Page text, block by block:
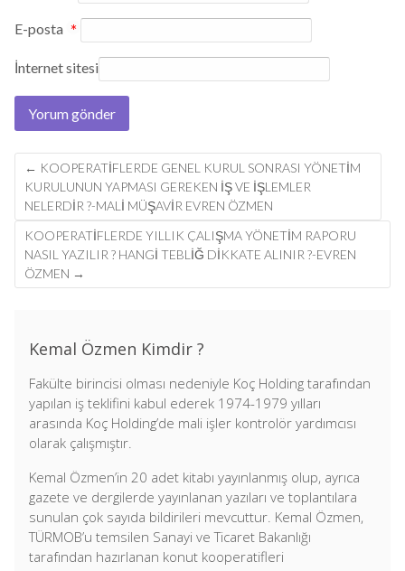
E-posta *
İnternet sitesi
Post
navigation
← KOOPERATIFLERDE GENEL KURUL SONRASI YÖNETIM
KURULUNUN YAPMASI GEREKEN IŞ VE IŞLEMLER
NELERDIR ?-MALİ MÜŞAVİR EVREN ÖZMEN
KOOPERATİFLERDE YILLIK ÇALIŞMA YÖNETİM RAPORU
NASIL YAZILIR ? HANGİ TEBLİĞ DİKKATE ALINIR ?-EVREN
ÖZMEN →
Kemal Özmen Kimdir ?
Fakülte birincisi olması nedeniyle Koç Holding tarafından
yapılan iş teklifini kabul ederek 1974-1979 yılları
arasında Koç Holding’de mali işler kontrolör yardımcısı
olarak çalışmıştır.
Kemal Özmen’in 20 adet kitabı yayınlanmış olup, ayrıca
gazete ve dergilerde yayınlanan yazıları ve toplantılara
sunulan çok sayıda bildirileri mevcuttur. Kemal Özmen,
TÜRMOB’u temsilen Sanayi ve Ticaret Bakanlığı
tarafından hazırlanan konut kooperatifleri